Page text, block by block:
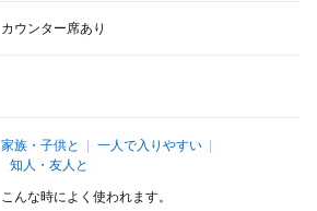
カウンター席あり
家族・子供と
一人で入りやすい
知人・友人と
こんな時によく使われます。